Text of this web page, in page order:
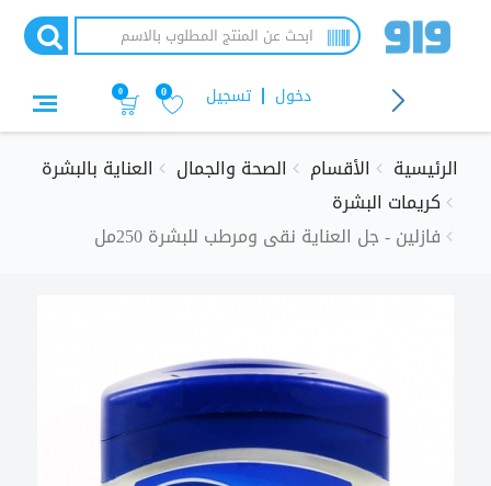
تسجيل دخول 0
0
الرئيسية الأقسام الصحة والجمال
العناية بالبشرة
كريمات البشرة
فازلين - جل العناية نقى ومرطب للبشرة 250مل